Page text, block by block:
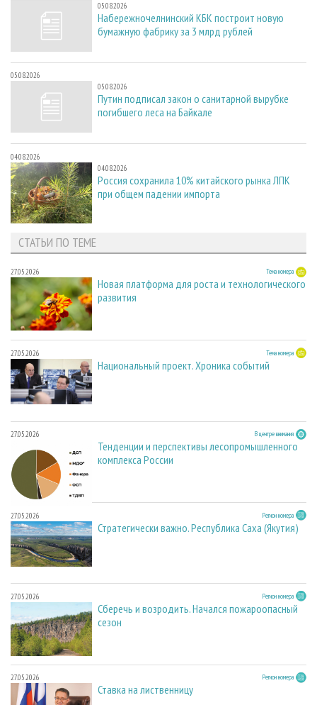
05.08.2026
Набережночелнинский КБК построит новую
бумажную фабрику за 3 млрд рублей
05.08.2026
05.08.2026
Путин подписал закон о санитарной вырубке
погибшего леса на Байкале
04.08.2026
04.08.2026
Россия сохранила 10% китайского рынка ЛПК
при общем падении импорта
СТАТЬИ ПО ТЕМЕ
27.05.2026 Тема номера
Новая платформа для роста и технологического
развития
27.05.2026 Тема номера
Национальный проект. Хроника событий
27.05.2026 В центре внимания
Тенденции и перспективы лесопромышленного
комплекса России
27.05.2026 Регион номера
Стратегически важно. Республика Саха (Якутия)
27.05.2026 Регион номера
Сберечь и возродить. Начался пожароопасный
сезон
27.05.2026 Регион номера
Ставка на лиственницу